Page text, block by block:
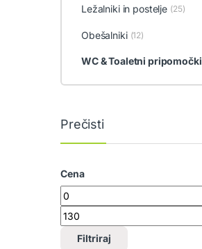
Ležalniki in postelje (25)
Obešalniki (12)
WC & Toaletni pripomočki
Prečisti
Cena
Min cena
Max cena
Filtriraj